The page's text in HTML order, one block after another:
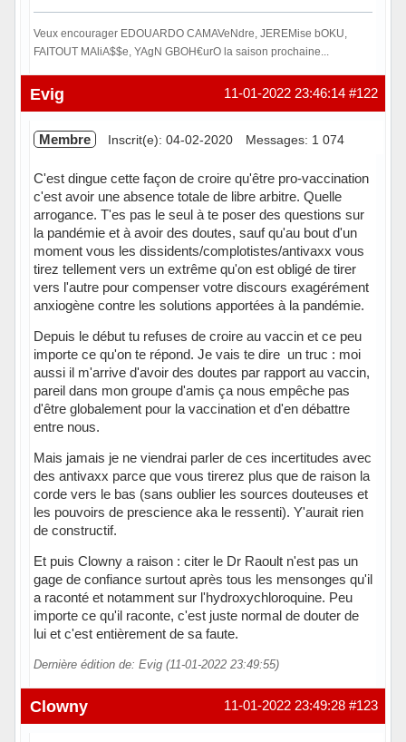
Veux encourager EDOUARDO CAMAVeNdre, JEREMise bOKU,
FAITOUT MAliA$$e, YAgN GBOH€urO la saison prochaine...
Hors ligne #122
11-01-2022 23:46:14
Evig
Membre Inscrit(e): 04-02-2020 Messages: 1 074
C'est dingue cette façon de croire qu'être pro-vaccination
c'est avoir une absence totale de libre arbitre. Quelle
arrogance. T'es pas le seul à te poser des questions sur
la pandémie et à avoir des doutes, sauf qu'au bout d'un
moment vous les dissidents/complotistes/antivaxx vous
tirez tellement vers un extrême qu'on est obligé de tirer
vers l'autre pour compenser votre discours exagérément
anxiogène contre les solutions apportées à la pandémie.
Depuis le début tu refuses de croire au vaccin et ce peu
importe ce qu'on te répond. Je vais te dire un truc : moi
aussi il m'arrive d'avoir des doutes par rapport au vaccin,
pareil dans mon groupe d'amis ça nous empêche pas
d'être globalement pour la vaccination et d'en débattre
entre nous.
Mais jamais je ne viendrai parler de ces incertitudes avec
des antivaxx parce que vous tirerez plus que de raison la
corde vers le bas (sans oublier les sources douteuses et
les pouvoirs de prescience aka le ressenti). Y'aurait rien
de constructif.
Et puis Clowny a raison : citer le Dr Raoult n'est pas un
gage de confiance surtout après tous les mensonges qu'il
a raconté et notamment sur l'hydroxychloroquine. Peu
importe ce qu'il raconte, c'est juste normal de douter de
lui et c'est entièrement de sa faute.
Dernière édition de: Evig (11-01-2022 23:49:55)
Hors ligne #123
11-01-2022 23:49:28
Clowny